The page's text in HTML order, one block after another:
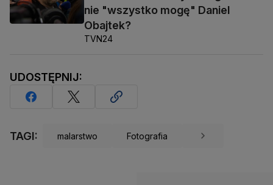
nie "wszystko mogę" Daniel
Obajtek?
TVN24
UDOSTĘPNIJ:
TAGI: malarstwo Fotografia